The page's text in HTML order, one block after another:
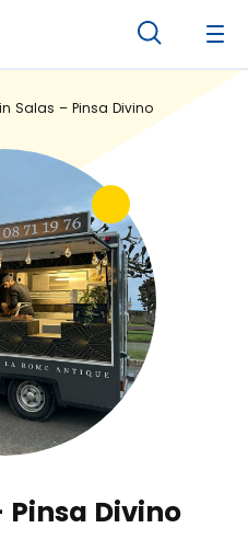
Salas – Pinsa Divino
Pinsa Divino